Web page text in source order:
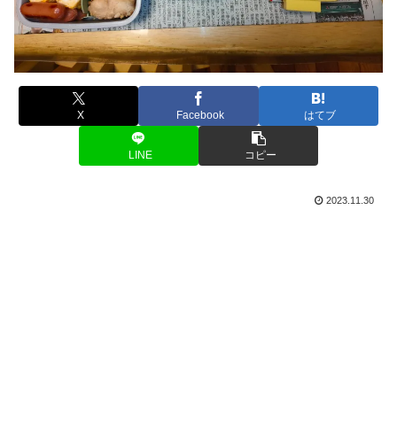
X Facebook はてブ
LINE コピー
2023.11.30